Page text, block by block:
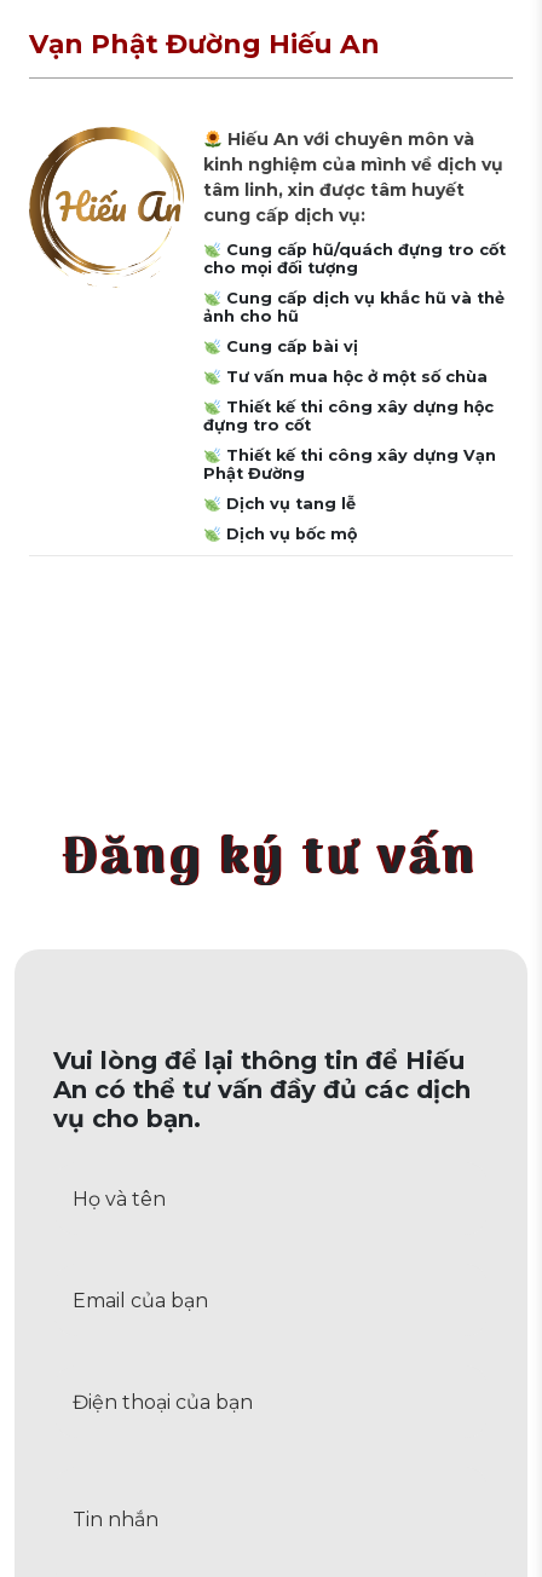
Vạn Phật Đường Hiếu An
Hiếu An với chuyên môn và
kinh nghiệm của mình về dịch vụ
tâm linh, xin được tâm huyết
cung cấp dịch vụ:
Cung cấp hũ/quách đựng tro cốt
cho mọi đối tượng
Cung cấp dịch vụ khắc hũ và thẻ
ảnh cho hũ
Cung cấp bài vị
Tư vấn mua hộc ở một số chùa
Thiết kế thi công xây dựng hộc
đựng tro cốt
Thiết kế thi công xây dựng Vạn
Phật Đường
Dịch vụ tang lễ
Dịch vụ bốc mộ
Đăng ký tư vấn
Vui lòng để lại thông tin để Hiếu
An có thể tư vấn đầy đủ các dịch
vụ cho bạn.